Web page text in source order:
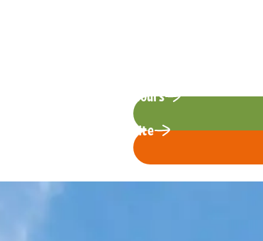
Opening hours
↗ website